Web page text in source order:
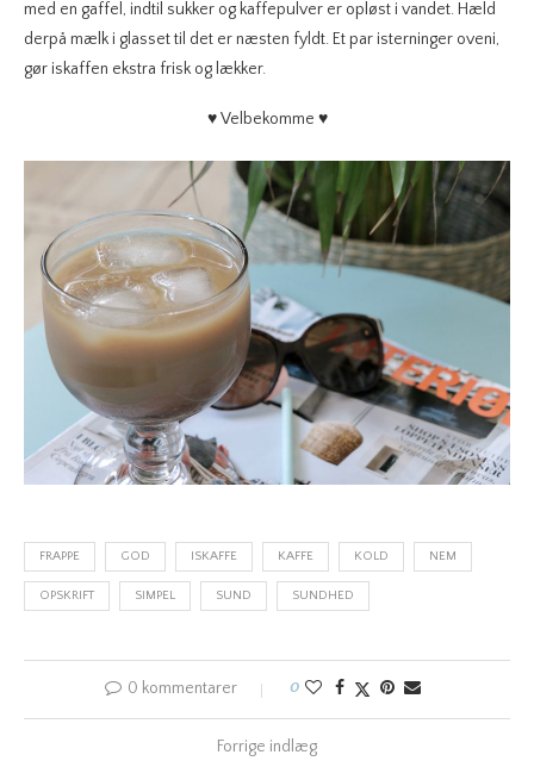
med en gaffel, indtil sukker og kaffepulver er opløst i vandet. Hæld
derpå mælk i glasset til det er næsten fyldt. Et par isterninger oveni,
gør iskaffen ekstra frisk og lækker.
♥ Velbekomme ♥
FRAPPE GOD ISKAFFE KAFFE KOLD NEM
OPSKRIFT SIMPEL SUND SUNDHED
0 kommentarer 0
Forrige indlæg